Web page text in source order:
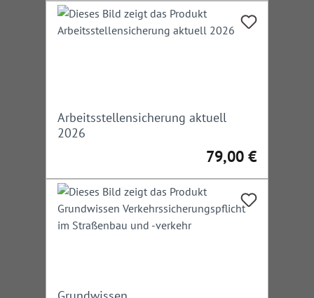
Arbeitsstellensicherung aktuell
2026
Regulärer Preis:
79,00 €